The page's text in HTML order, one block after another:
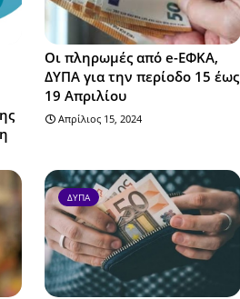
Οι πληρωμές από e-ΕΦΚΑ,
ΔΥΠΑ για την περίοδο 15 έως
19 Απριλίου
Απρίλιος 15, 2024
ΔΥΠΑ